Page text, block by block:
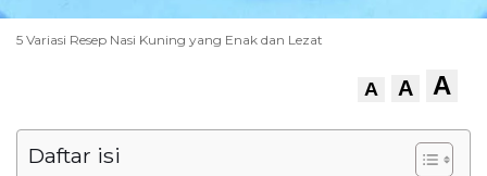
5 Variasi Resep Nasi Kuning yang Enak dan Lezat
A A A
Daftar isi